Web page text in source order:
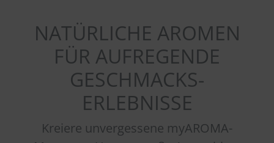
NATÜRLICHE AROMEN
FÜR AUFREGENDE
GESCHMACKS-
ERLEBNISSE
Kreiere unvergessene myAROMA-